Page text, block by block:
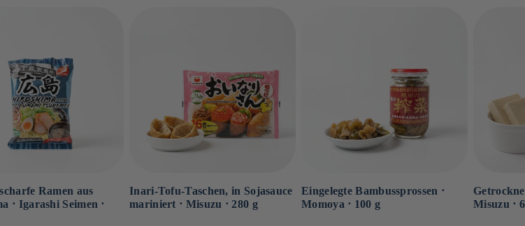
Ramen aus
⋅ Igarashi Seimen ⋅
Inari-Tofu-Taschen, in Sojasauce
mariniert ⋅ Misuzu ⋅ 280 g
Eingelegte Bambussprossen ⋅
Momoya ⋅ 100 g
Misuzu ⋅